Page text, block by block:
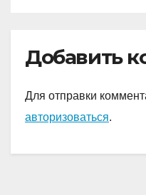
Добавить
Для отправки
авторизоваться.